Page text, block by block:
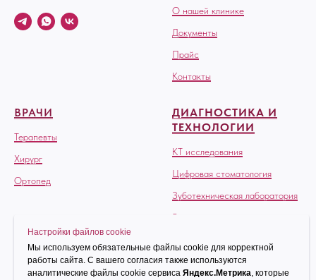
О нашей клинике
Документы
Прайс
Контакты
ВРАЧИ
Терапевты
Хирург
Ортопед
ДИАГНОСТИКА И
ТЕХНОЛОГИИ
КТ исследования
Цифровая стоматология
Зуботехническая лаборатория
Рентгендиагностика
ТЕРАПИЯ
Лечение кариеса
ХИРУРГИЯ
Сложное удаление зуба
Настройки файлов cookie
Мы используем обязательные файлы cookie для корректной
работы сайта. С вашего согласия также используются
аналитические файлы cookie сервиса Яндекс.Метрика, которые